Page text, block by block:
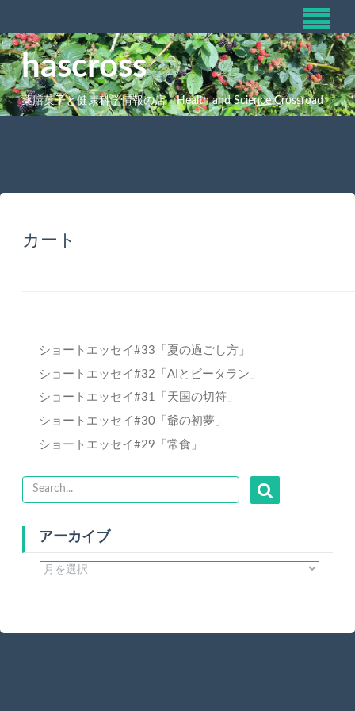
hascross
薬膳菓子と健康科学情報の店 Health and Science Crossroad
カート
ショートエッセイ#33「夏の過ごし方」
ショートエッセイ#32「AIとビータラン」
ショートエッセイ#31「天国の切符」
ショートエッセイ#30「爺の初夢」
ショートエッセイ#29「常食」
アーカイブ
ブ